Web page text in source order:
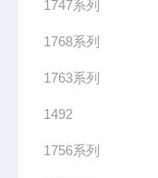
1747系列
1768系列
1763系列
1492
1756系列